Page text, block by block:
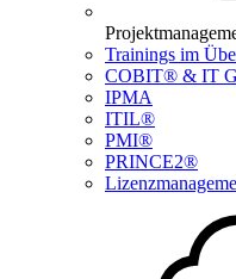
Trainings im
COBIT® & IT
IPMA
ITIL®
PMI®
PRINCE2®